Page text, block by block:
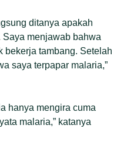
ditanya apakah
menjawab bahwa
bekerja tambang. Setelah
saya terpapar malaria,”
hanya mengira cuma
malaria,” katanya